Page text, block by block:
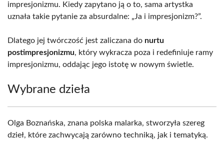
impresjonizmu. Kiedy zapytano ją o to, sama artystka
uznała takie pytanie za absurdalne: „Ja i impresjonizm?”.
Dlatego jej twórczość jest zaliczana do nurtu
postimpresjonizmu, który wykracza poza i redefiniuje ramy
impresjonizmu, oddając jego istotę w nowym świetle.
Wybrane dzieła
Olga Boznańska, znana polska malarka, stworzyła szereg
dzieł, które zachwycają zarówno techniką, jak i tematyką.